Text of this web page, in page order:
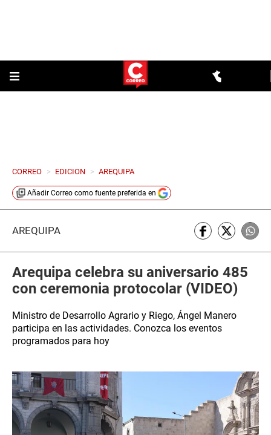
CORREO > EDICION > AREQUIPA
Añadir Correo como fuente preferida en
AREQUIPA
Arequipa celebra su aniversario 485
con ceremonia protocolar (VIDEO)
Ministro de Desarrollo Agrario y Riego, Ángel Manero
participa en las actividades. Conozca los eventos
programados para hoy